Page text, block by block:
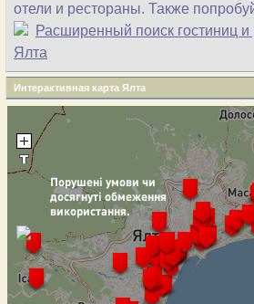
отели и рестораны. Также
Расширенный поиск гостиниц и
Ялта
Интерактивная карта Ялта